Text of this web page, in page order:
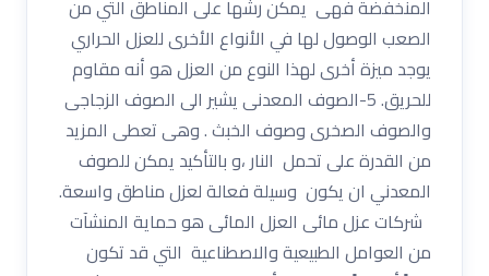
المنخفضة فهى يمكن رشها على المناطق التي من
الصعب الوصول لها في الأنواع الأخرى للعزل الحراري
يوجد ميزة أخرى لهذا النوع من العزل هو أنه مقاوم
للحريق. 5-الصوف المعدنى يشير الى الصوف الزجاجى
والصوف الصخرى وصوف الخبث . وهى تعطى المزيد
من القدرة على تحمل النار ،و بالتأكيد يمكن للصوف
المعدني ان يكون وسيلة فعالة لعزل مناطق واسعة.
شركات عزل مائى العزل المائى هو حماية المنشآت
من العوامل الطبيعية والاصطناعية التي قد تكون